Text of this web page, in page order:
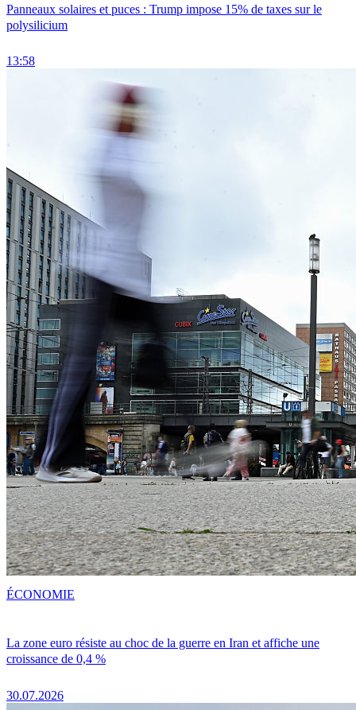
Panneaux solaires et puces : Trump impose 15% de taxes sur le
polysilicium
13:58
La zone euro résiste au choc de la guerre en Iran et affiche une
croissance de 0,4 %
30.07.2026
ÉCONOMIE